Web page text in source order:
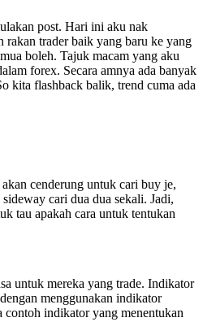
post. Hari ini aku nak
rakan trader baik yang baru ke yang
boleh. Tajuk macam yang aku
forex. Secara amnya ada banyak
kita flashback balik, trend cuma ada
cenderung untuk cari buy je,
cari dua dua sekali. Jadi,
tau apakah cara untuk tentukan
untuk mereka yang trade. Indikator
menggunakan indikator
indikator yang menentukan